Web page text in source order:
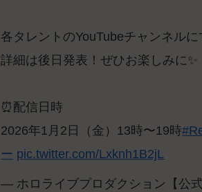
各タレントのYouTubeチャンネル
詳細は後日発表！ぜひお楽しみに✨
⏰配信日時
2026年1月2日（金）13時〜19時
ー pic.twitter.com/Lxknh1B2jL
— ホロライブプロダクション【公